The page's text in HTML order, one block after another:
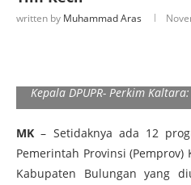
written by Muhammad Aras
Kepala DPUPR- Perkim
MK – Setidaknya ada 12
Pemerintah Provinsi
Kabupaten Bulungan yang